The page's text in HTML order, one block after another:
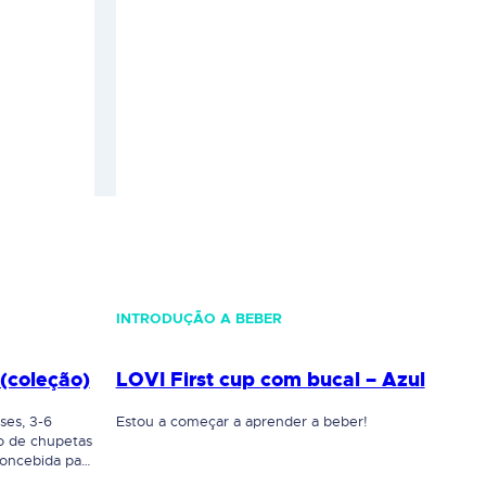
3-6
de chupetas
para
A Chupeta
INTRODUÇÃO A BEBER
LOVI First cup com bucal – Azul
Estou a começar a aprender a beber!